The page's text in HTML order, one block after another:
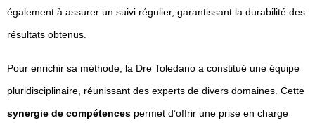
également à assurer un suivi régulier, garantissant la durabilité des
résultats obtenus.
Pour enrichir sa méthode, la Dre Toledano a constitué une équipe
pluridisciplinaire, réunissant des experts de divers domaines. Cette
synergie de compétences permet d’offrir une prise en charge